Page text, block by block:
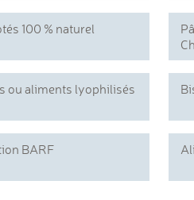
100 % naturel
ou aliments lyophilisés
BARF